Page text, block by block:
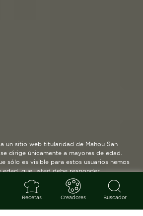
un sitio web titularidad de Mahou San
dirige únicamente a mayores de edad.
sólo es visible para estos usuarios hemos
que usted debe responder
es posible gracias a la utilización
resultan estrictamente necesarias y que
salga de esta web.
Recetas Creadores Buscador